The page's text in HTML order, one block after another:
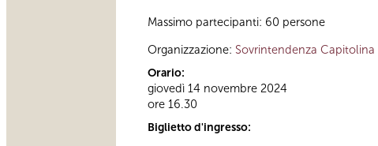
Massimo partecipanti: 60 persone
Organizzazione: Sovrintendenza Capitolina
Orario:
giovedì 14 novembre 2024
ore 16.30
Biglietto d'ingresso: